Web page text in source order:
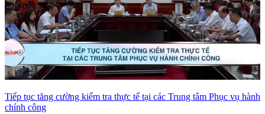
Tiếp tục tăng cường kiểm tra thực tế tại các Trung tâm Phục vụ hành
chính công